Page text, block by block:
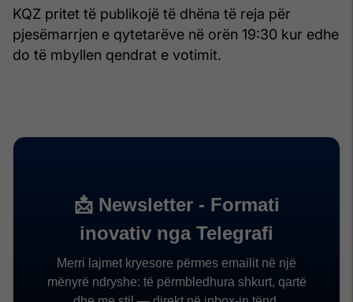
KQZ pritet të publikojë të dhëna të reja për
pjesëmarrjen e qytetarëve në orën 19:30 kur edhe
do të mbyllen qendrat e votimit.